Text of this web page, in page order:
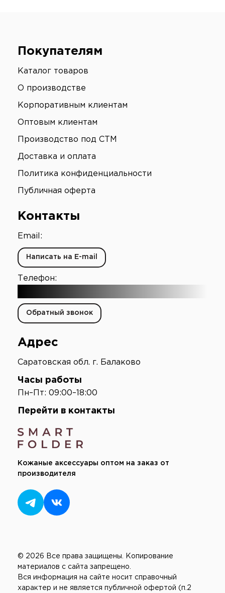
Кожаные аксессуары оптом на заказ от
производителя
Покупателям
Каталог товаров
О производстве
Корпоративным клиентам
Оптовым клиентам
Производство под СТМ
Доставка и оплата
Политика конфиденциальности
Публичная оферта
Контакты
Email:
Написать на E-mail
Телефон:
Обратный звонок
Адрес
Саратовская обл. г. Балаково
Часы работы
Пн–Пт: 09:00–18:00
Перейти в контакты
© 2026 Все права защищены.
Копирование
материалов с сайта запрещено.
Вся информация на сайте носит справочный
характер и не является публичной офертой (п.2